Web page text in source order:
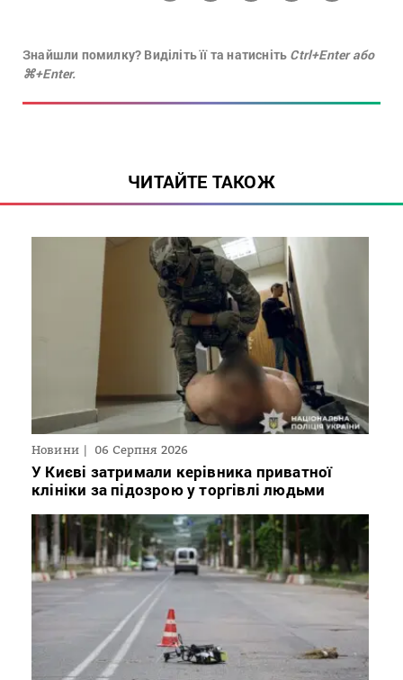
Знайшли помилку? Виділіть її та натисніть Ctrl+Enter або
⌘+Enter.
ЧИТАЙТЕ ТАКОЖ
Новини 06 Серпня 2026
У Києві затримали керівника приватної
клініки за підозрою у торгівлі людьми